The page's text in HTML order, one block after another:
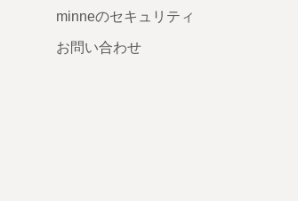
minneのセキュリティ
お問い合わせ